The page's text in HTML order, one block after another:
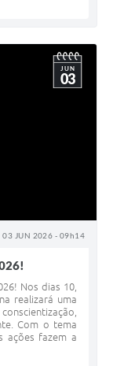
03 JUN 2026 - 09h14
JUN
03
Nos dias 10,
realizará uma
Com o tema
ações fazem a